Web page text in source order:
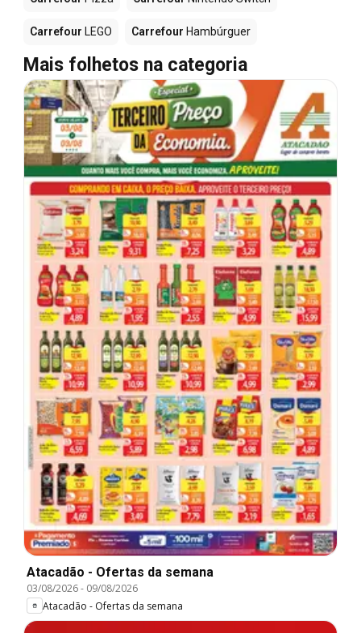
Carrefour LEGO Carrefour Hambúrguer
Mais folhetos na categoria
Atacadão - Ofertas da semana
03/08/2026- 09/08/2026
Atacadão - Ofertas da semana